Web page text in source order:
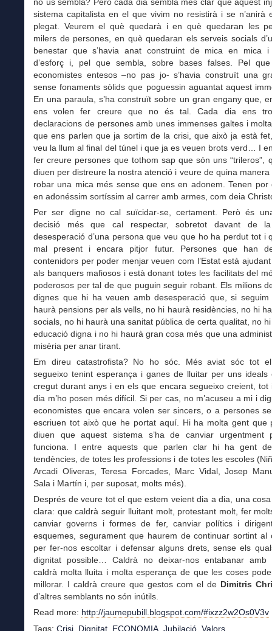
sistema capitalista en el que vivim no resistirà i se n’anirà
plegat. Veurem el què quedarà i en què quedaran les
milers de persones, en què quedaran els serveis socials
benestar que s’havia anat construint de mica en mica
d’esforç i, pel que sembla, sobre bases falses. Pel que
economistes entesos –no pas jo- s’havia construït una
sense fonaments sòlids que poguessin aguantat aquest
En una paraula, s’ha construït sobre un gran engany que,
ens volen fer creure que no és tal. Cada dia ens
declaracions de persones amb unes immenses galtes i
que ens parlen que ja sortim de la crisi, que això ja està
veu la llum al final del túnel i que ja es veuen brots verd… I
fer creure persones que tothom sap que són uns “trileros”,
diuen per distreure la nostra atenció i veure de quina manera
robar una mica més sense que ens en adonem. Tenen por
en adonéssim sortíssim al carrer amb armes, com deia
Per ser digne no cal suïcidar-se, certament. Però és
decisió més que cal respectar, sobretot davant de la
desesperació d’una persona que veu que ho ha perdut tot i
mal present i encara pitjor futur. Persones que han
contenidors per poder menjar veuen com l’Estat està
als banquers mafiosos i està donant totes les facilitats del
poderosos per tal de que puguin seguir robant. Els milions
dignes que hi ha veuen amb desesperació que, si
haurà pensions per als vells, no hi haurà residències, no hi
socials, no hi haurà una sanitat pública de certa qualitat, no
educació digna i no hi haurà gran cosa més que una
misèria per anar tirant.
Em direu catastrofista? No ho sóc. Més aviat sóc tot
segueixo tenint esperança i ganes de lluitar per uns ideals
cregut durant anys i en els que encara segueixo creient, tot
dia m’ho posen més difícil. Si per cas, no m’acuseu a mi i
economistes que encara volen ser sincers, o a persones
escriuen tot això que he portat aquí. Hi ha molta gent que
diuen que aquest sistema s’ha de canviar urgentment
funciona. I entre aquests que parlen clar hi ha gent
tendències, de totes les professions i de totes les escoles
Arcadi Oliveras, Teresa Forcades, Marc Vidal, Josep
Sala i Martín i, per suposat, molts més).
Després de veure tot el que estem veient dia a dia, una
clara: que caldrà seguir lluitant molt, protestant molt, fer
canviar governs i formes de fer, canviar polítics i
esquemes, segurament que haurem de continuar sortint al
per fer-nos escoltar i defensar alguns drets, sense els
dignitat possible… Caldrà no deixar-nos entabanar amb
caldrà molta lluita i molta esperança de que les coses
millorar. I caldrà creure que gestos com el de Dimitris
d’altres semblants no són inútils.
Read more: http://jaumepubill.blogspot.com/#ixzz2w2Os0V3v
Tags: Crisi Dignitat ECONOMIA Jubilació Valors